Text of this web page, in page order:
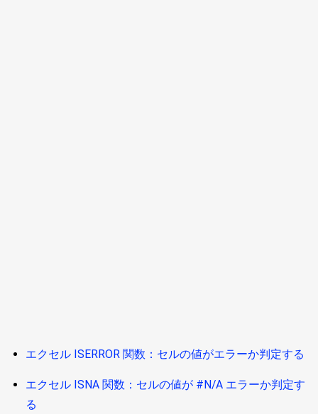
エクセル ISERROR 関数：セルの値がエラーか判定する
エクセル ISNA 関数：セルの値が #N/A エラーか判定す
る